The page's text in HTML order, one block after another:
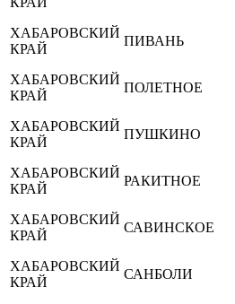
ХАБАРОВСКИЙ
КРАЙ
ПИВАНЬ
ХАБАРОВСКИЙ
КРАЙ
ПОЛЕТНОЕ
ХАБАРОВСКИЙ
КРАЙ
ПУШКИНО
ХАБАРОВСКИЙ
КРАЙ
РАКИТНОЕ
ХАБАРОВСКИЙ
КРАЙ
САВИНСКОЕ
ХАБАРОВСКИЙ
КРАЙ
САНБОЛИ